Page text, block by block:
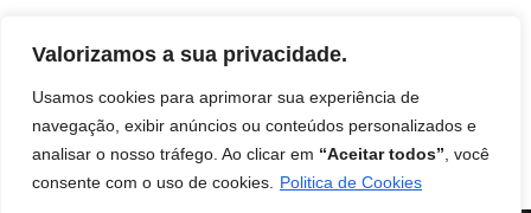
Valorizamos a sua privacidade.
Usamos cookies para aprimorar sua experiência de
navegação, exibir anúncios ou conteúdos personalizados e
analisar o nosso tráfego. Ao clicar em “Aceitar todos” , você
consente com o uso de cookies.
Politica de Cookies
Início Contato Termos de uso
Disclaimer
Política de Privacidade
Livro: Insights Ocultos do Reino